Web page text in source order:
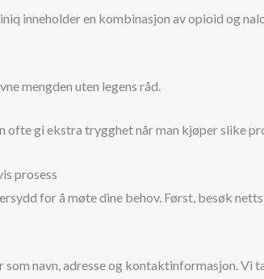
inneholder en kombinasjon av opioid og
mengden uten legens råd.
gi ekstra trygghet når man kjøper slike
prosess
for å møte dine behov. Først, besøk
navn, adresse og kontaktinformasjon. Vi